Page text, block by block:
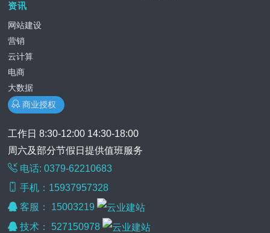
资讯
网站建设
营销
云计算
电商
大数据
商业授权
工作日 8:30-12:00 14:30-18:00
周六及部分节假日提供值班服务
电话: 0379-62210683
手机：15937957328
客服： 15003219
技术： 527150978